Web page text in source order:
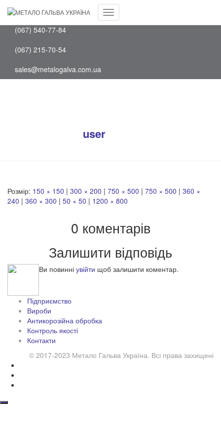
(097) 202-75-88
(067) 540-77-84
(067) 215-70-54
sales@metalogalva.com.ua
Перемкнути
user
Розмір: 150 × 150 | 300 × 200 | 750 × 500 | 750 × 500 | 360 ×
240 | 360 × 300 | 50 × 50 | 1200 × 800
0 коментарів
Залишити відповідь
Ви повинні увійти щоб залишити коментар.
Підприємство
Вироби
Антикорозійна обробка
Контроль якості
Контакти
© 2017-2023 Метало Гальва Україна. Всі права захищені